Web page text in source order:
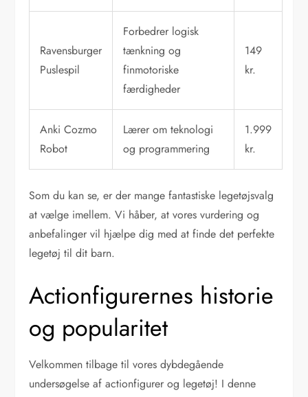
Ravensburger
Puslespil
Forbedrer logisk
tænkning og
finmotoriske
færdigheder
149
kr.
Anki Cozmo
Robot
Lærer om teknologi
og programmering
1.999
kr.
Som du kan se, er der mange fantastiske legetøjsvalg
at vælge imellem. Vi håber, at vores vurdering og
anbefalinger vil hjælpe dig med at finde det perfekte
legetøj til dit barn.
Actionfigurernes historie
og popularitet
Velkommen tilbage til vores dybdegående
undersøgelse af actionfigurer og legetøj! I denne